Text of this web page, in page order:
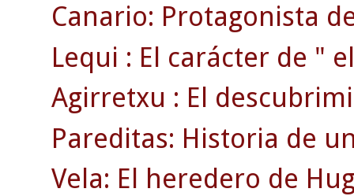
Canario: Protagonista
Lequi : El carácter de "
Agirretxu : El
Pareditas: Historia de
Vela: El heredero de